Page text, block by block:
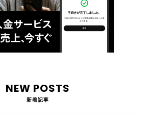
NEW POSTS
新着記事